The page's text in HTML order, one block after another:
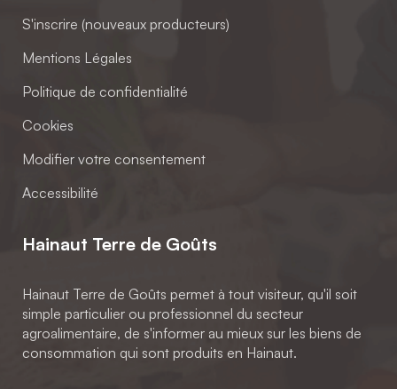
S'inscrire (nouveaux producteurs)
Mentions Légales
Politique de confidentialité
Cookies
Modifier votre consentement
Accessibilité
Hainaut Terre de Goûts
Hainaut Terre de Goûts permet à tout visiteur, qu'il soit
simple particulier ou professionnel du secteur
agroalimentaire, de s'informer au mieux sur les biens de
consommation qui sont produits en Hainaut.